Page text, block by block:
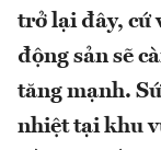
trở lại đây, cứ
động sản sẽ
tăng mạnh.
nhiệt tại khu